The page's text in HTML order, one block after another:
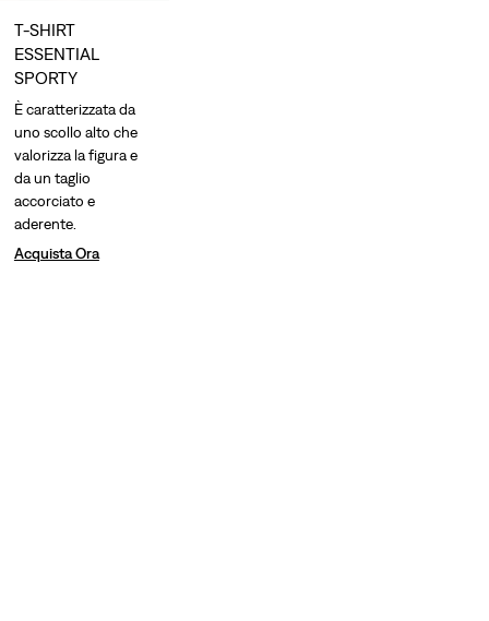
T-SHIRT
ESSENTIAL
SPORTY
È caratterizzata da
uno scollo alto che
valorizza la figura e
da un taglio
accorciato e
aderente.
Acquista Ora